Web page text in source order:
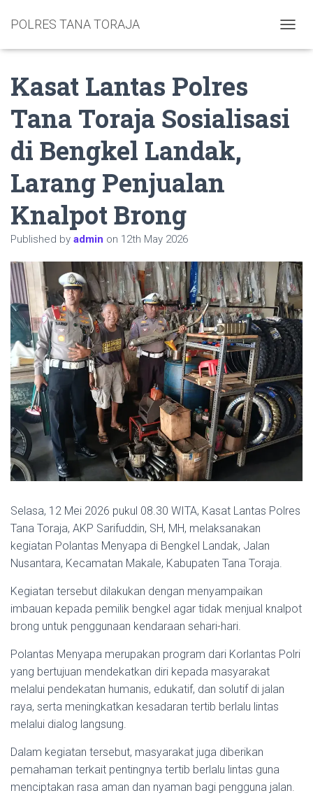
POLRES TANA TORAJA
Kasat Lantas Polres
Tana Toraja Sosialisasi
di Bengkel Landak,
Larang Penjualan
Knalpot Brong
Published by admin on 12th May 2026
Selasa, 12 Mei 2026 pukul 08.30 WITA, Kasat Lantas Polres
Tana Toraja, AKP Sarifuddin, SH, MH, melaksanakan
kegiatan Polantas Menyapa di Bengkel Landak, Jalan
Nusantara, Kecamatan Makale, Kabupaten Tana Toraja.
Kegiatan tersebut dilakukan dengan menyampaikan
imbauan kepada pemilik bengkel agar tidak menjual knalpot
brong untuk penggunaan kendaraan sehari-hari.
Polantas Menyapa merupakan program dari Korlantas Polri
yang bertujuan mendekatkan diri kepada masyarakat
melalui pendekatan humanis, edukatif, dan solutif di jalan
raya, serta meningkatkan kesadaran tertib berlalu lintas
melalui dialog langsung.
Dalam kegiatan tersebut, masyarakat juga diberikan
pemahaman terkait pentingnya tertib berlalu lintas guna
menciptakan rasa aman dan nyaman bagi pengguna jalan.